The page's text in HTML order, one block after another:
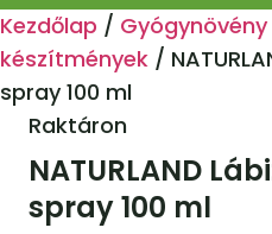
Kezdőlap /
készítmények /
spray 100 ml
Raktáron
NATURLAND
spray 100 ml